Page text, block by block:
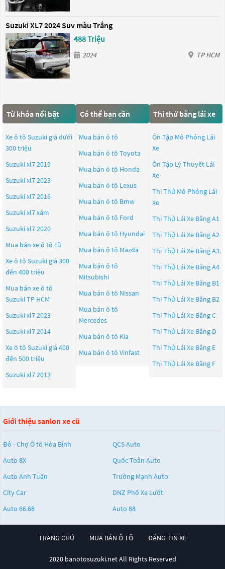
Suzuki XL7 2024 Suv màu Trắng
488 Triệu
2024 TP HCM
Từ khóa nổi bật
Xe ô tô Suzuki giá dưới
300 triệu
Suzuki xl7 2019
Suzuki xl7 2023
Suzuki xl7 2016
Suzuki xl7 xám
Suzuki xl7 2020
Mua bán xe ô tô cũ
Xe ô tô Suzuki giá 300
đến 400 triệu
Mua bán xe ô tô
Suzuki TP HCM
Suzuki xl7 2023
Suzuki xl7 2014
Xe ô tô Suzuki giá 400
đến 500 triệu
Suzuki xl7 2013
Có thể bạn cần
Mua bán ô tô
Mua bán ô tô Toyota
Mua bán ô tô Honda
Mua bán ô tô Lexus
Mua bán ô tô Bmw
Mua bán ô tô Ford
Mua bán ô tô Hyundai
Mua bán ô tô Mazda
Mua bán ô tô
Mitsubishi
Mua bán ô tô Nissan
Mua bán ô tô
Mercedes
Mua bán ô tô Kia
Mua bán ô tô Vinfast
Thi thử bằng lái xe
Ôn Tập Mô Phỏng Lái
Xe
Ôn Tập Lý Thuyết Lái
Xe
Thi Thử Mô Phỏng Lái
Xe
Thi Thử Lái Xe Bằng A1
Thi Thử Lái Xe Bằng A2
Thi Thử Lái Xe Bằng A3
Thi Thử Lái Xe Bằng A4
Thi Thử Lái Xe Bằng B1
Thi Thử Lái Xe Bằng B2
Thi Thử Lái Xe Bằng C
Thi Thử Lái Xe Bằng D
Thi Thử Lái Xe Bằng E
Thi Thử Lái Xe Bằng F
Giới thiệu sanlon xe cũ
Đỏ - Chợ Ô tô Hòa Bình
QCS Auto
Auto 8X
Quốc Toản Auto
Auto Anh Tuấn
Trường Mạnh Auto
City Car
DNZ Phố Xe Lướt
Auto 66.68
Auto 88
TRANG CHỦ MUA BÁN Ô TÔ ĐĂNG TIN XE
2020 banotosuzuki.net All Rights Reserved